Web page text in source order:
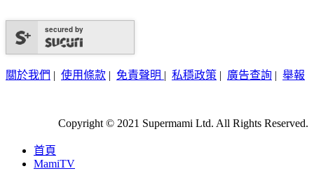
secured by
關於我們 | 使用條款 | 免責聲明 | 私穩政策 | 廣告查詢 | 舉報
Copyright © 2021 Supermami Ltd. All Rights Reserved.
首頁
MamiTV